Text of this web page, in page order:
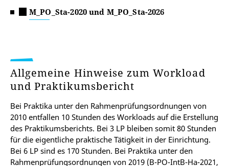
M_PO_Sta-2020 und M_PO_Sta-2026
Allgemeine Hinweise zum Workload
und Praktikumsbericht
Bei Praktika unter den Rahmenprüfungsordnungen von
2010 entfallen 10 Stunden des Workloads auf die Erstellung
des Praktikumsberichts. Bei 3 LP bleiben somit 80 Stunden
für die eigentliche praktische Tätigkeit in der Einrichtung.
Bei 6 LP sind es 170 Stunden. Bei Praktika unter den
Rahmenprüfungsordnungen von 2019 (B-PO-IntB-Ha-2021,